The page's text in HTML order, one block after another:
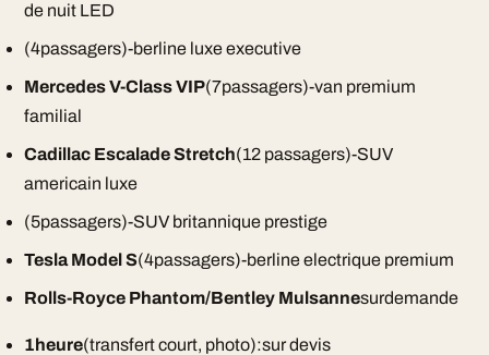
de nuit LED
(4passagers)-berline luxe executive
Mercedes V-Class VIP(7passagers)-van premium
familial
Cadillac Escalade Stretch(12 passagers)-SUV
americain luxe
(5passagers)-SUV britannique prestige
Tesla Model S(4passagers)-berline electrique premium
Rolls-Royce Phantom/Bentley Mulsannesurdemande
1heure(transfert court, photo):sur devis